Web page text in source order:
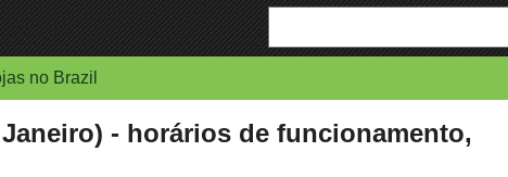
Enter
your
search
no Brazil
- horários de funcionamento,